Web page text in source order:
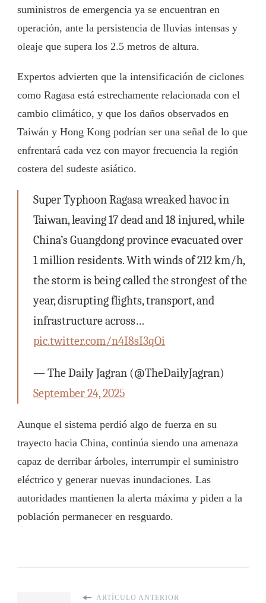
suministros de emergencia ya se encuentran en
operación, ante la persistencia de lluvias intensas y
oleaje que supera los 2.5 metros de altura.
Expertos advierten que la intensificación de ciclones
como Ragasa está estrechamente relacionada con el
cambio climático, y que los daños observados en
Taiwán y Hong Kong podrían ser una señal de lo que
enfrentará cada vez con mayor frecuencia la región
costera del sudeste asiático.
Super Typhoon Ragasa wreaked havoc in
Taiwan, leaving 17 dead and 18 injured, while
China’s Guangdong province evacuated over
1 million residents. With winds of 212 km/h,
the storm is being called the strongest of the
year, disrupting flights, transport, and
infrastructure across…
pic.twitter.com/n4I8sI3qOi
— The Daily Jagran (@TheDailyJagran)
September 24, 2025
Aunque el sistema perdió algo de fuerza en su
trayecto hacia China, continúa siendo una amenaza
capaz de derribar árboles, interrumpir el suministro
eléctrico y generar nuevas inundaciones. Las
autoridades mantienen la alerta máxima y piden a la
población permanecer en resguardo.
ARTÍCULO ANTERIOR